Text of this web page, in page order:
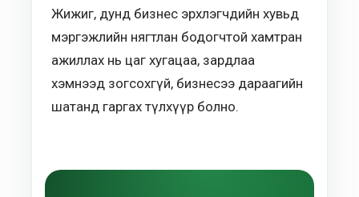
Жижиг, дунд бизнес эрхлэгчдийн хувьд
мэргэжлийн нягтлан бодогчтой хамтран
ажиллах нь цаг хугацаа, зардлаа
хэмнээд зогсохгүй, бизнесээ дараагийн
шатанд гаргах түлхүүр болно.